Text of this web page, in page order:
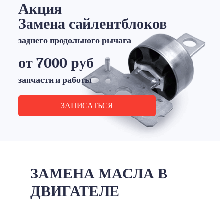
Акция
Замена сайлентблоков
заднего продольного рычага
от 7000 руб
запчасти и работы
ЗАПИСАТЬСЯ
ЗАМЕНА МАСЛА В
ДВИГАТЕЛЕ